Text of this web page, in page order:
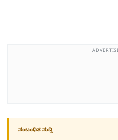
ಸಂಬಂಧಿತ ಸುದ್ದಿ